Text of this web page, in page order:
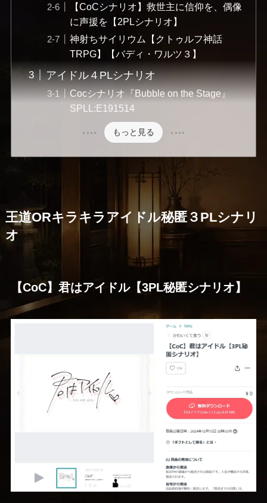
【CoCシナリオ】救世主に信仰を、偶像
に声援を【2PLシナリオ】
神射ちサイリウム【クトゥルフ神話
TRPG】【バディ・ワルツ３】
アイドル４PLシナリオ
Cocシナリオ『Bubble on the Stage』
SPLL:E191514
もっと見る
王道ORキラキラアイドル秘匿３PLシナリ
オ
【CoC】君はアイドル【3PL秘匿シナリオ】